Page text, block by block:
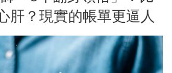
肝？現實的帳單更逼人